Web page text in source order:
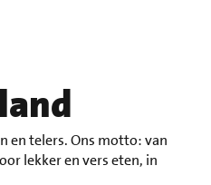
en telers. Ons motto: van
lekker en vers eten, in